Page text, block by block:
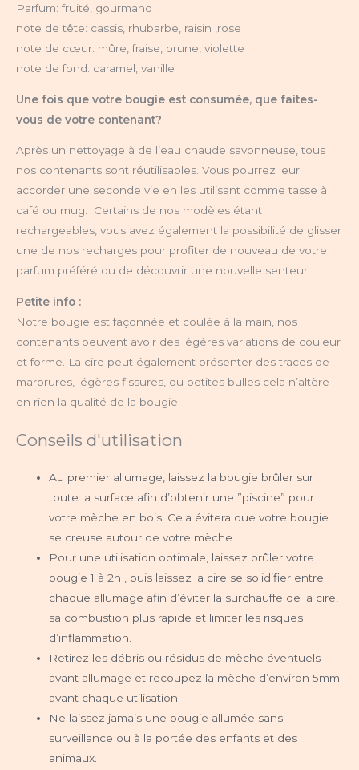
Parfum: fruité, gourmand
note de tête: cassis, rhubarbe, raisin ,rose
note de cœur: mûre, fraise, prune, violette
note de fond: caramel, vanille
Une fois que votre bougie est consumée, que faites-
vous de votre contenant?
Après un nettoyage à de l’eau chaude savonneuse, tous
nos contenants sont réutilisables. Vous pourrez leur
accorder une seconde vie en les utilisant comme tasse à
café ou mug. Certains de nos modèles étant
rechargeables, vous avez également la possibilité de glisser
une de nos recharges pour profiter de nouveau de votre
parfum préféré ou de découvrir une nouvelle senteur.
Petite info :
Notre bougie est façonnée et coulée à la main, nos
contenants peuvent avoir des légères variations de couleur
et forme. La cire peut également présenter des traces de
marbrures, légères fissures, ou petites bulles cela n’altère
en rien la qualité de la bougie.
Conseils d'utilisation
Au premier allumage, laissez la bougie brûler sur
toute la surface afin d’obtenir une ”piscine” pour
votre mèche en bois. Cela évitera que votre bougie
se creuse autour de votre mèche.
Pour une utilisation optimale, laissez brûler votre
bougie 1 à 2h , puis laissez la cire se solidifier entre
chaque allumage afin d’éviter la surchauffe de la cire,
sa combustion plus rapide et limiter les risques
d’inflammation.
Retirez les débris ou résidus de mèche éventuels
avant allumage et recoupez la mèche d’environ 5mm
avant chaque utilisation.
Ne laissez jamais une bougie allumée sans
surveillance ou à la portée des enfants et des
animaux.